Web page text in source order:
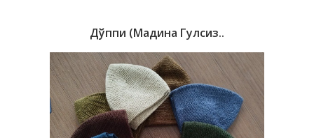
Дўппи (мадина Гулсиз..